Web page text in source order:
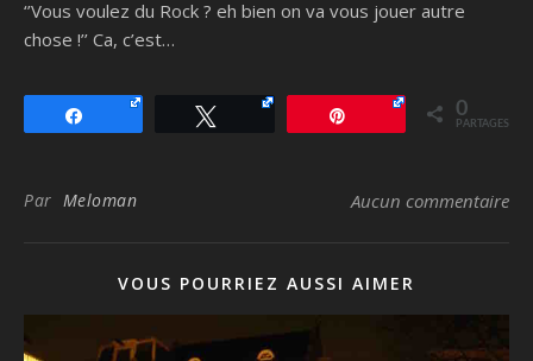
‘’Vous voulez du Rock ? eh bien on va vous jouer autre
chose !’’ Ca, c’est…
0
PARTAGES
Par Meloman Aucun commentaire
VOUS POURRIEZ AUSSI AIMER